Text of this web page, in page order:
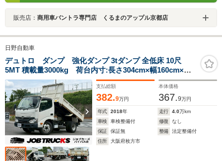
販売店： 商用車バントラ専門店 くるまのアップル京都店
日野自動車
デュトロ ダンプ 強化ダンプ 3tダンプ 全低床 10尺
5MT 積載量3000kg 荷台内寸:長さ304cm×幅160cm×高
さ37cm 車両総重量6085kg コボレーン 中間ピン 床鉄
板 左電動格納ミラー エアコン パワーウインドウ ETC
支払総額
382.9万円
本体価格
367.9万円
年式 2018年 走行 4.0万km
車検
車検整備付 修復
なし
保証
保証無 整備
法定整備付
住所
大阪府枚方市